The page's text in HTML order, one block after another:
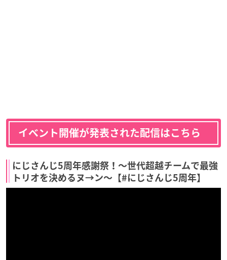
イベント開催が発表された配信はこちら
にじさんじ5周年感謝祭！〜世代超越チームで最強
トリオを決めるヌ→ン〜【#にじさんじ5周年】